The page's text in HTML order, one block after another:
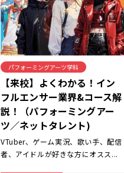
パフォーミングアーツ学科
【来校】よくわかる！イン
フルエンサー業界&コース解
説！（パフォーミングアー
ツ／ネットタレント)
VTuber、ゲーム実況、歌い手、配信
者、アイドルが好きな方にオスス...